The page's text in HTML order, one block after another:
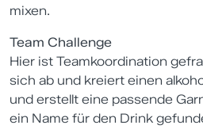
mixen.
Team Challenge
Hier ist Teamkoordination
sich ab und kreiert einen
und erstellt eine passende
ein Name für den Drink